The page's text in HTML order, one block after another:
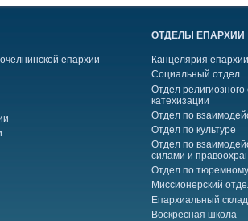
епархии
ОТДЕЛЫ ЕПАРХИИ
Канцелярия епархии
Социальный отдел
Отдел
катехизации
Отдел по
Отдел по культуре
Отдел по
силами и
Отдел по
Миссионерский
Епархиальный склад
Воскресная школа